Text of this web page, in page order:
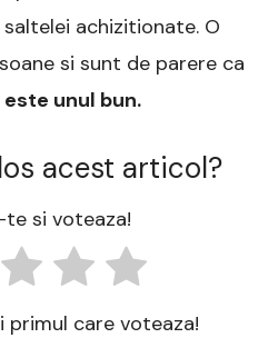
achizitionate. O
si sunt de parere ca
unul bun.
acest articol?
te si voteaza!
primul care voteaza!